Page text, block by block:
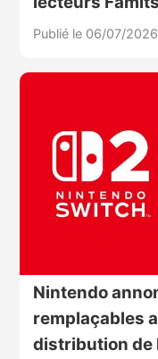
Publié le 06/07/2026
Nintendo
remplaçables
distribution de